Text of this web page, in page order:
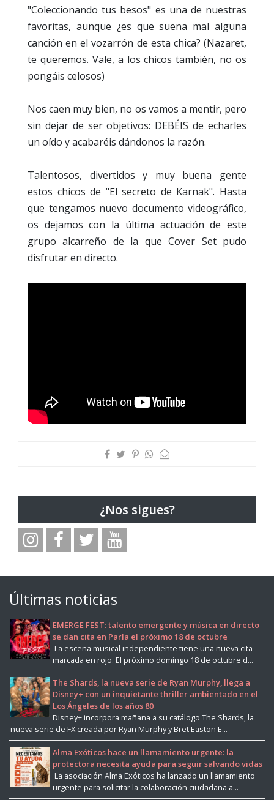
"Coleccionando tus besos" es una de nuestras
favoritas, aunque ¿es que suena mal alguna
canción en el vozarrón de esta chica? (Nazaret,
te queremos. Vale, a los chicos también, no os
pongáis celosos)
Nos caen muy bien, no os vamos a mentir, pero
sin dejar de ser objetivos: DEBÉIS de echarles
un oído y acabaréis dándonos la razón.
Talentosos, divertidos y muy buena gente
estos chicos de "El secreto de Karnak". Hasta
que tengamos nuevo documento videográfico,
os dejamos con la última actuación de este
grupo alcarreño de la que Cover Set pudo
disfrutar en directo.
¿Nos sigues?
Últimas noticias
EMERGE FEST: talento emergente y música en directo
se dan cita en Parla el próximo 18 de octubre
La escena musical independiente tiene una nueva cita
marcada en rojo. El próximo domingo 18 de octubre d...
The Shards, la nueva serie de Ryan Murphy, llega a
Disney+ con un inquietante thriller ambientado en el
Los Ángeles de los años 80
Disney+ incorpora mañana a su catálogo The Shards, la
nueva serie de FX creada por Ryan Murphy y Bret Easton E...
Alma Exóticos hace un llamamiento urgente: la
protectora necesita ayuda para seguir salvando vidas
La asociación Alma Exóticos ha lanzado un llamamiento
urgente para solicitar la colaboración ciudadana a...